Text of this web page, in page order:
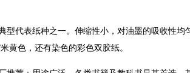
型代表纸种之一。伸缩性小，对油墨的吸收性均
黄色，还有染色的彩色双胶纸。